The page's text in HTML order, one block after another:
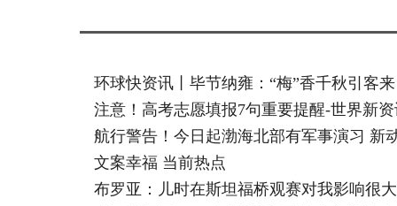
环球快资讯丨毕节纳雍：“梅”香千秋引客来
注意！高考志愿填报7句重要提醒-世界新
航行警告！今日起渤海北部有军事演习 新
文案幸福 当前热点
布罗亚：儿时在斯坦福桥观赛对我影响很